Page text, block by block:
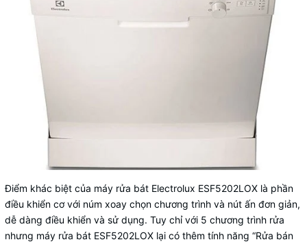
Điểm khác biệt của máy rửa bát Electrolux ESF5202LOX là phần
điều khiển cơ với núm xoay chọn chương trình và nút ấn đơn giản,
dễ dàng điều khiển và sử dụng. Tuy chỉ với 5 chương trình rửa
nhưng máy rửa bát ESF5202LOX lại có thêm tính năng “Rửa bán